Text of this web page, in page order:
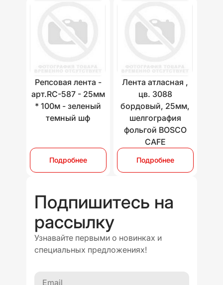
Репсовая лента -
арт.RC-587 - 25мм
* 100м - зеленый
темный шф
Подробнее
Лента атласная ,
цв. 3088
бордовый, 25мм,
шелгография
фольгой BOSCO
CAFE
Подробнее
Подпишитесь на
рассылку
Узнавайте первыми о новинках и
специальных предложениях!